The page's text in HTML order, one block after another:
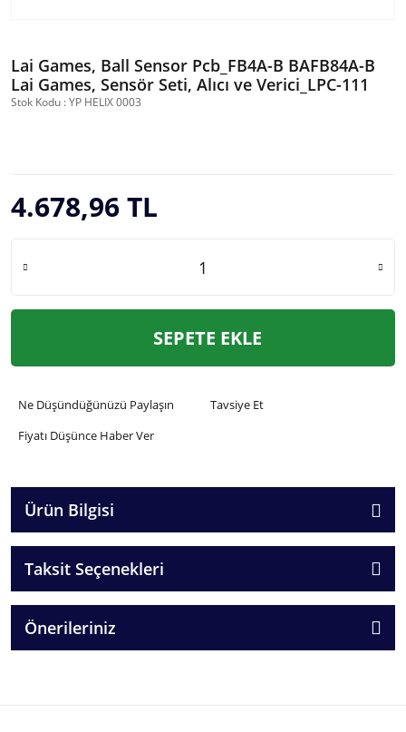
Lai Games, Ball Sensor Pcb_FB4A-B BAFB84A-B
Lai Games, Sensör Seti, Alıcı ve Verici_LPC-111
Stok Kodu : YP HELIX 0003
4.678,96 TL
SEPETE EKLE
Ne Düşündüğünüzü Paylaşın
Tavsiye Et
Fiyatı Düşünce Haber Ver
Ürün Bilgisi
Taksit Seçenekleri
Önerileriniz